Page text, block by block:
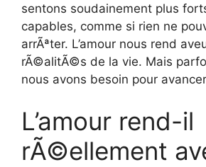
sentons soudainement plus
capables, comme si rien ne
arrÃªter. L’amour nous rend
rÃ©alitÃ©s de la vie. Mais
nous avons besoin pour
L’amour rend-il
rÃ©ellement